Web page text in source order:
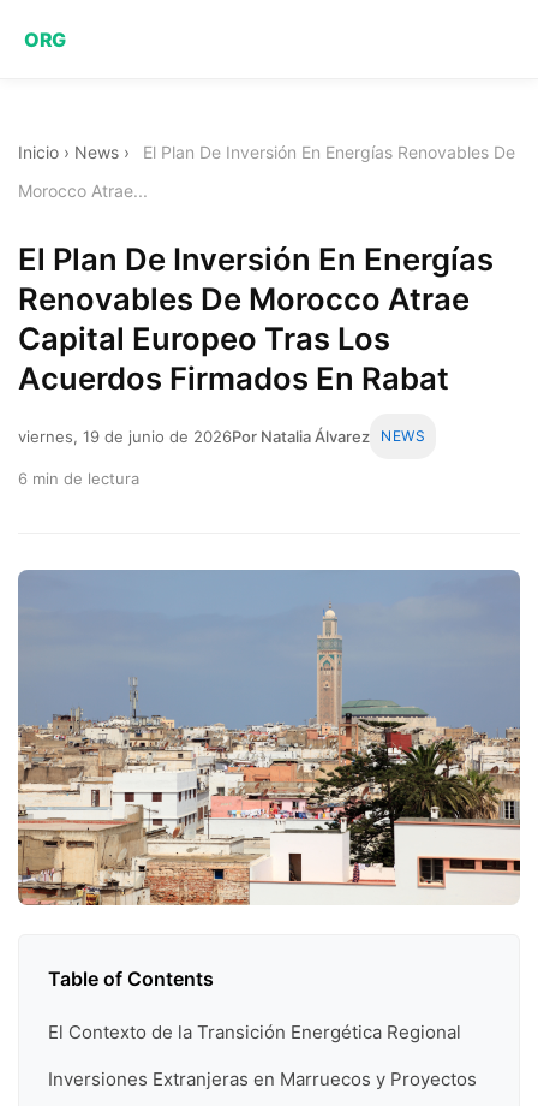
ORG
Inicio › News ›
El Plan De Inversión En Energías Renovables De
Morocco Atrae...
El Plan De Inversión En Energías
Renovables De Morocco Atrae
Capital Europeo Tras Los
Acuerdos Firmados En Rabat
viernes, 19 de junio de 2026Por Natalia Álvarez NEWS
6 min de lectura
Table of Contents
El Contexto de la Transición Energética Regional
Inversiones Extranjeras en Marruecos y Proyectos